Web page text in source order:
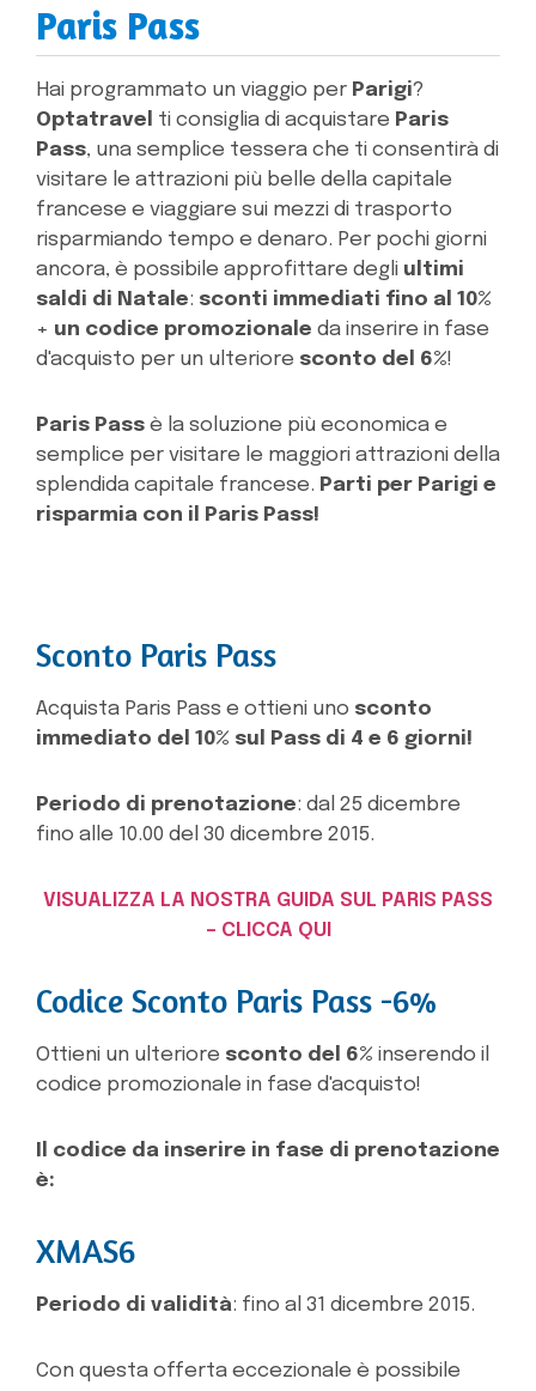
Paris Pass
Hai programmato un viaggio per Parigi?
Optatravel
ti consiglia di acquistare Paris
Pass, una semplice tessera che ti consentirà di
visitare le attrazioni più belle della capitale
francese e viaggiare sui mezzi di trasporto
risparmiando tempo e denaro. Per pochi giorni
ancora, è possibile approfittare degli ultimi
saldi di Natale: sconti immediati fino al 10%
+ un codice promozionale da inserire in fase
d'acquisto per un ulteriore sconto del 6%!
Paris Pass è la soluzione più economica e
semplice per visitare le maggiori attrazioni della
splendida capitale francese. Parti per Parigi e
risparmia con il Paris Pass!
Sconto Paris Pass
Acquista Paris Pass e ottieni uno sconto
immediato del 10% sul Pass di 4 e 6 giorni!
Periodo di prenotazione: dal 25 dicembre
fino alle 10.00 del 30 dicembre 2015.
VISUALIZZA LA NOSTRA GUIDA SUL PARIS PASS
– CLICCA QUI
Codice Sconto Paris Pass -6%
Ottieni un ulteriore sconto del 6% inserendo il
codice promozionale in fase d'acquisto!
Il codice da inserire in fase di prenotazione
è:
XMAS6
Periodo di validità: fino al 31 dicembre 2015.
Con questa offerta eccezionale è possibile